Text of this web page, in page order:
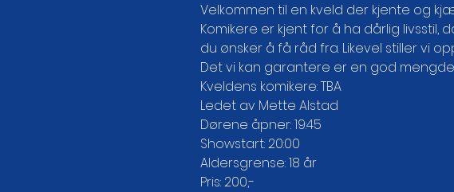
Velkommen til en kveld der kjente og
Komikere er kjent for å ha dårlig
du ønsker å få råd fra. Likevel stiller vi
Det vi kan garantere er en god
Kveldens komikere: TBA
Ledet av Mette Alstad
Dørene åpner: 19:45
Showstart: 20:00
Aldersgrense: 18 år
Pris: 200,-